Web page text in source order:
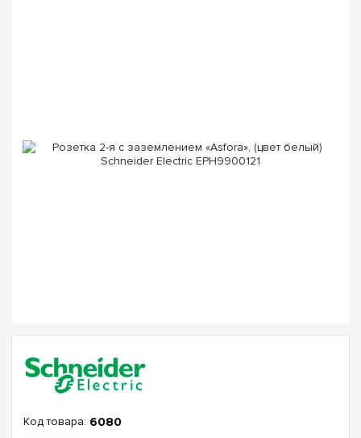
6080